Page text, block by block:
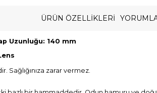
ÜRÜN ÖZELLIKLERI
Uzunluğu: 140 mm
Sağlığınıza zarar vermez.